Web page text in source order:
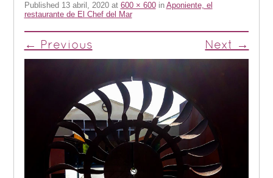
Published 13 abril, 2020at 600 × 600in Aponiente, el
restaurante de El Chef del Mar
← Previous Next →